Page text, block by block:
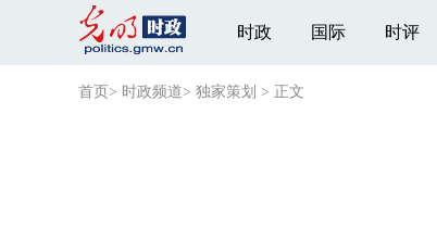
时政 国际 时评
首页 > 时政频道> 独家策划 > 正文